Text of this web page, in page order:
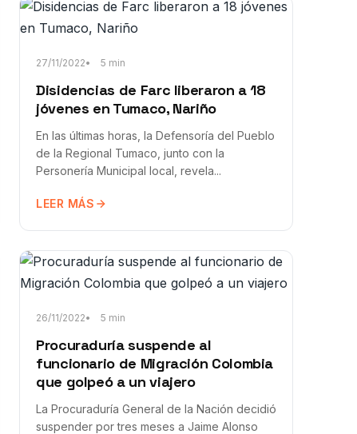
27/11/2022 5 min
Disidencias de Farc liberaron a 18
jóvenes en Tumaco, Nariño
En las últimas horas, la Defensoría del Pueblo
de la Regional Tumaco, junto con la
Personería Municipal local, revela...
LEER MÁS
26/11/2022 5 min
Procuraduría suspende al
funcionario de Migración Colombia
que golpeó a un viajero
La Procuraduría General de la Nación decidió
suspender por tres meses a Jaime Alonso